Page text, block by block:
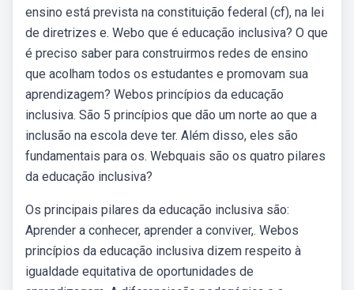
ensino está prevista na constituição federal (cf), na lei
de diretrizes e. Webo que é educação inclusiva? O que
é preciso saber para construirmos redes de ensino
que acolham todos os estudantes e promovam sua
aprendizagem? Webos princípios da educação
inclusiva. São 5 princípios que dão um norte ao que a
inclusão na escola deve ter. Além disso, eles são
fundamentais para os. Webquais são os quatro pilares
da educação inclusiva?
Os principais pilares da educação inclusiva são:
Aprender a conhecer, aprender a conviver,. Webos
princípios da educação inclusiva dizem respeito à
igualdade equitativa de oportunidades de